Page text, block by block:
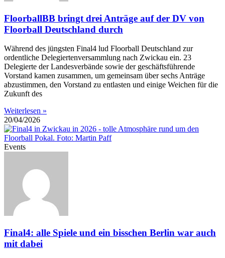
FloorballBB bringt drei Anträge auf der DV von
Floorball Deutschland durch
Während des jüngsten Final4 lud Floorball Deutschland zur
ordentliche Delegiertenversammlung nach Zwickau ein. 23
Delegierte der Landesverbände sowie der geschäftsführende
Vorstand kamen zusammen, um gemeinsam über sechs Anträge
abzustimmen, den Vorstand zu entlasten und einige Weichen für die
Zukunft des
Weiterlesen »
20/04/2026
Events
Final4: alle Spiele und ein bisschen Berlin war auch
mit dabei